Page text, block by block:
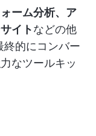
ーム分析、ア
イトなどの他
終的にコンバー
なツールキッ